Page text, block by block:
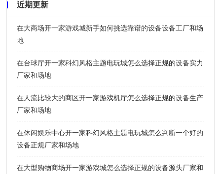
近期更新
在大商场开一家游戏城新手如何挑选靠谱的设备设备工厂和场
地
在台球厅开一家科幻风格主题电玩城怎么选择正规的设备实力
厂家和场地
在人流比较大的商区开一家游戏机厅怎么选择正规的设备生产
厂家和场地
在休闲娱乐中心开一家科幻风格主题电玩城怎么判断一个好的
设备正规厂家和场地
在大型购物商场开一家游戏城怎么选择正规的设备源头厂家和